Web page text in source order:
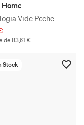
Home
Vide Poche
de 83,61 €
Stock